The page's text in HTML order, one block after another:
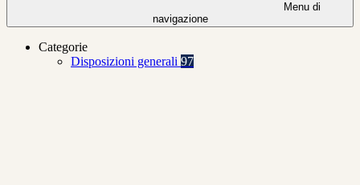
Menu di
navigazione
Categorie
Disposizioni generali 97